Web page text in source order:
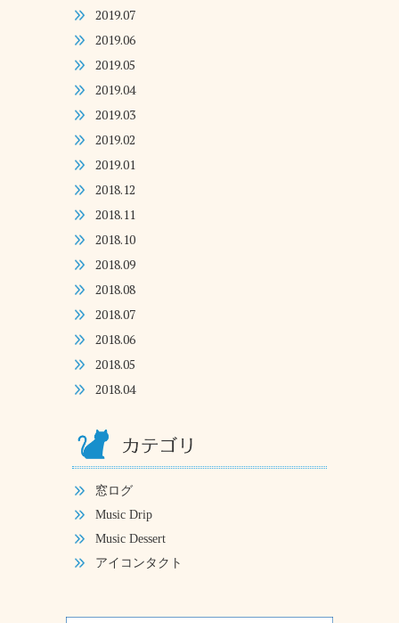
2019.07
2019.06
2019.05
2019.04
2019.03
2019.02
2019.01
2018.12
2018.11
2018.10
2018.09
2018.08
2018.07
2018.06
2018.05
2018.04
窓ログ
Music Drip
Music Dessert
アイコンタクト